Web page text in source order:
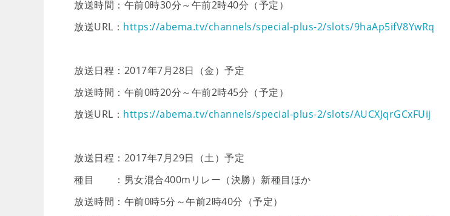
放送時間：午前0時30分～午前2時40分（予定）
放送URL： https://abema.tv/channels/special-plus-2/slots/9haAp5ifV8YwRq
放送日程：2017年7月28日（金）予定
放送時間：午前0時20分～午前2時45分（予定）
放送URL： https://abema.tv/channels/special-plus-2/slots/AUCXJqrGCxFUij
放送日程：2017年7月29日（土）予定
種目 ：男女混合400mリレー（決勝）新種目ほか
放送時間：午前0時5分～午前2時40分（予定）